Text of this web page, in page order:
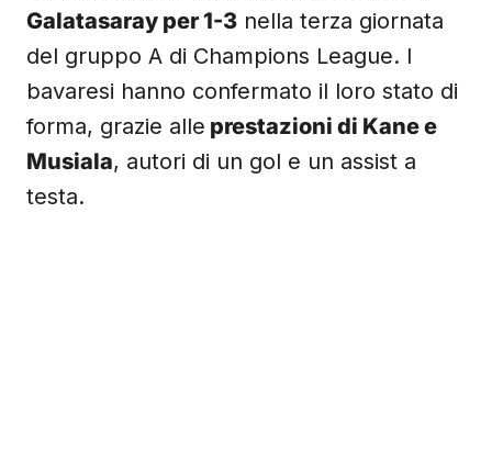
Galatasaray per 1-3 nella terza giornata
del gruppo A di Champions League. I
bavaresi hanno confermato il loro stato di
forma, grazie alle prestazioni di Kane e
Musiala, autori di un gol e un assist a
testa.